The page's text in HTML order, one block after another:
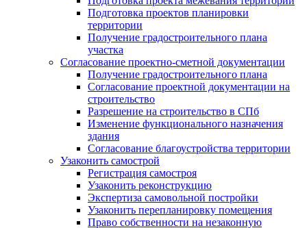
Подготовка проектов планировки
территории
Получение градостроительного плана
участка
Согласование проектно-сметной документации
Получение градостроительного плана
Согласование проектной документации на
строительство
Разрешение на строительство в СПб
Изменение функционального назначения
здания
Согласование благоустройства территории
Узаконить самострой
Регистрация самостроя
Узаконить реконструкцию
Экспертиза самовольной постройки
Узаконить перепланировку помещения
Право собственности на незаконную